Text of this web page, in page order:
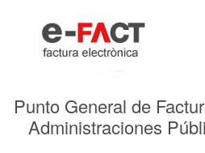
Punto General de
Administraciones